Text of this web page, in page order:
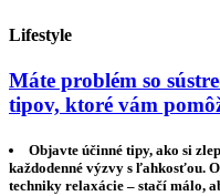
Lifestyle
Máte problém so
tipov, ktoré vám
Objavte účinné tipy, ako si
každodenné výzvy s ľahkosťou.
techniky relaxácie – stačí málo,